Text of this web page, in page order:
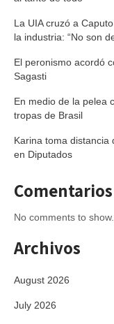
La UIA cruzó a
la industria: “No son
El peronismo acordó
Sagasti
En medio de la pelea
tropas de Brasil
Karina toma distancia
en Diputados
No comments to show.
Archivos
August 2026
July 2026